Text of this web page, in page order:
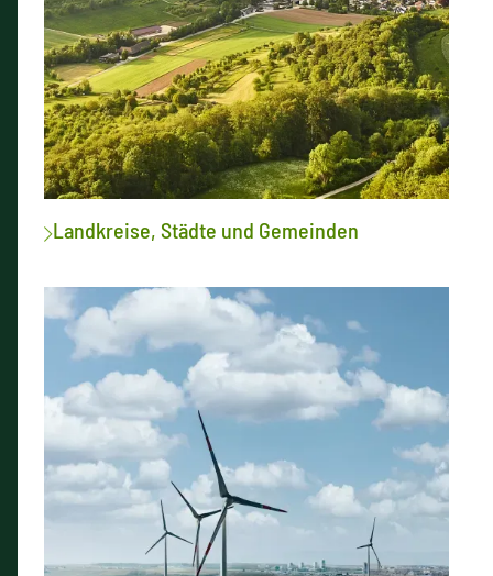
Landkreise, Städte und Gemeinden